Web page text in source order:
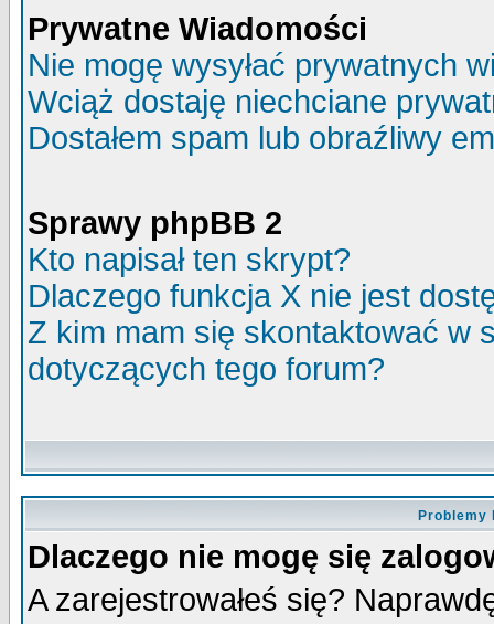
Prywatne Wiadomości
Nie mogę wysyłać prywatnych
Wciąż dostaję niechciane
Dostałem spam lub obraźliwy
Sprawy phpBB 2
Kto napisał ten skrypt?
Dlaczego funkcja X nie jest
Z kim mam się skontaktować w
dotyczących tego forum?
Problemy
Dlaczego nie mogę się
A zarejestrowałeś się?